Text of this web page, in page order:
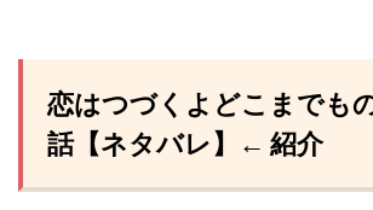
恋はつづくよどこまでも
話【ネタバレ】← 紹介